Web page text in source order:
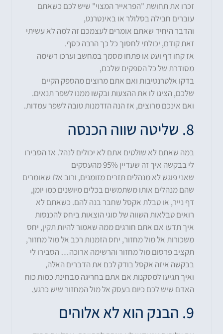
זכרו את תחושת "הפראייר המצוי" שיש לכם כשאתם
עוברים חבילה בסלולר או באינטרנט,
והדבר היחיד שאתם אומרים לעצמכם זה למה לא עשיתי
זאת קודם, יכולתי לחסוך כל כך הרבה כסף.
אז קחו דף ועט או פתחו מסמך במחשב וערכו רשימה
מסודרת של כל הספקים שלכם,
בדקו אלטרנטיבות ואם אתם מרוצים מהספק הקיים
שלכם, הציגו לו את ההצעות ובקשו ממנו לשפר תנאים.
ואם אינכם מרוצים, אז הנה הזדמנות טובה לשפר עמדות.
8. שליטה שווה הכנסה
במה שאתם לא שולטים אתם לא יכולים לנהל. אז הסבירו
לי בבקשה איך זה שעדיין 95% מהעסקים
שאני פוגש לא מנהלים תזרים מזומנים, ורוב אלו שאומרים
שהם מנהלים אותו משתמשים בכלים מיושנים כמו יומן,
דף נייר, או טבלת אקסל שחבר בנה להם. כשאתם לא
רואים טבלאות השווה של סוגי הוצאות ביחס להכנסות
איך תדעו אם אתם חורגים ממה שאמור להיות תקין, יחס
משכורות אל מול מחזור, יחס הזמנות רכב אל מול מחזור,
תקציב פרסום מול מחזור והרשימה ארוכה… הסבירו לי
בבקשה איזה אקסל בודק לכם את הדברים האלה,
ואיך תגיעו למסקנות אם אתם בחריגה מבחינת כמות כוח
האדם שיש לכם כיום בעסק אל מול המחזור שיש כרגע.
9. הבנק הוא לא אלוהים